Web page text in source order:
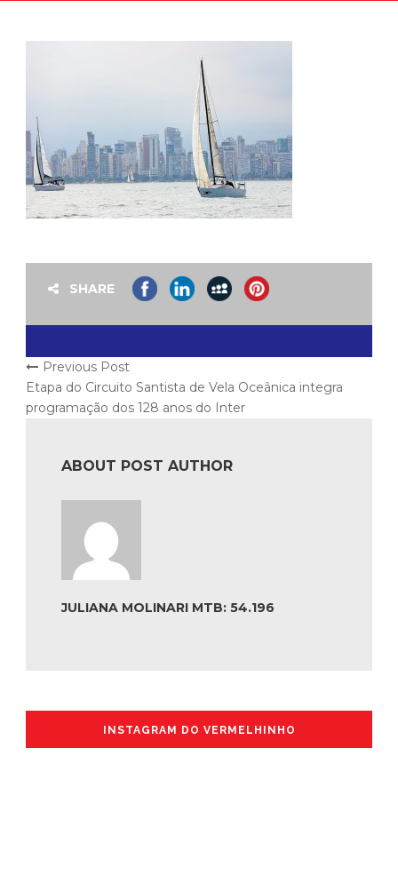
SHARE
Previous Post
Etapa do Circuito Santista de Vela Oceânica integra
programação dos 128 anos do Inter
ABOUT POST AUTHOR
JULIANA MOLINARI MTB: 54.196
INSTAGRAM DO VERMELHINHO